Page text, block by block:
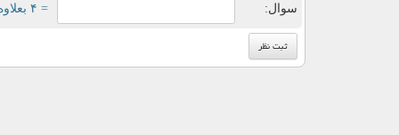
سوال: = ۴ بعلاوه ۴